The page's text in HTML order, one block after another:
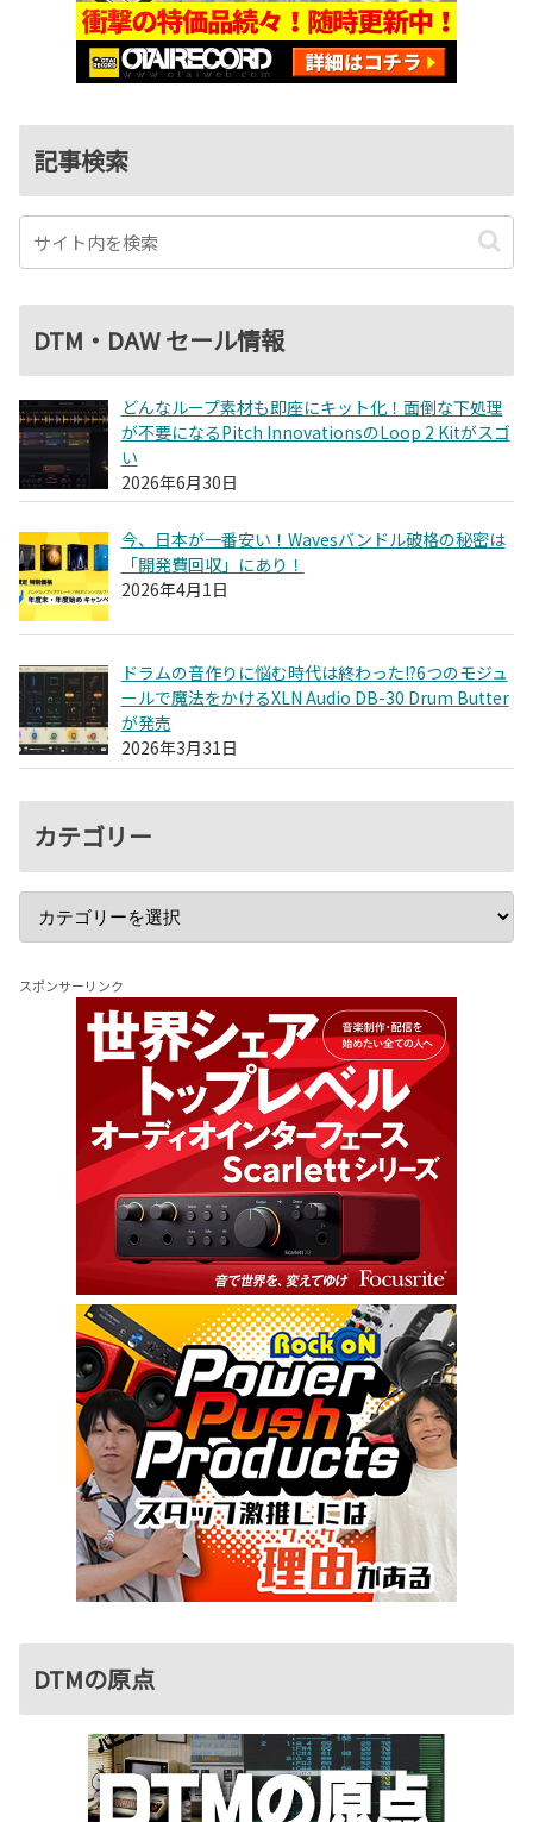
記事検索
DTM・DAW セール情報
どんなループ素材も即座にキット化！面倒な下処理
が不要になるPitch InnovationsのLoop 2 Kitがスゴ
い
2026年6月30日
今、日本が一番安い！Wavesバンドル破格の秘密は
「開発費回収」にあり！
2026年4月1日
ドラムの音作りに悩む時代は終わった!?6つのモジュ
ールで魔法をかけるXLN Audio DB-30 Drum Butter
が発売
2026年3月31日
カテゴリー
スポンサーリンク
DTMの原点